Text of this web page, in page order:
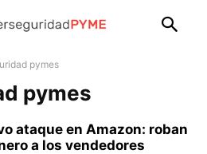
pymes
pymes
ataque en Amazon: roban
a los vendedores